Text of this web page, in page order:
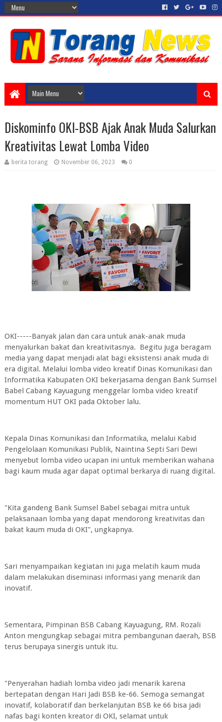
Diskominfo OKI-BSB Ajak Anak Muda Salurkan
Kreativitas Lewat Lomba Video
berita torang November 06, 2023 0
OKI-----Banyak jalan dan cara untuk anak-anak muda
menyalurkan bakat dan kreativitasnya. Begitu juga beragam
media yang dapat menjadi alat bagi eksistensi anak muda di
era digital. Melalui lomba video kreatif Dinas Komunikasi dan
Informatika Kabupaten OKI bekerjasama dengan Bank Sumsel
Babel Cabang Kayuagung menggelar lomba video kreatif
momentum HUT OKI pada Oktober lalu.
Kepala Dinas Komunikasi dan Informatika, melalui Kabid
Pengelolaan Komunikasi Publik, Naintina Septi Sari Dewi
menyebut lomba video ucapan ini untuk memberikan wahana
bagi kaum muda agar dapat optimal berkarya di ruang digital.
"Kita gandeng Bank Sumsel Babel sebagai mitra untuk
pelaksanaan lomba yang dapat mendorong kreativitas dan
bakat kaum muda di OKI", ungkapnya.
Sari menyampaikan kegiatan ini juga melatih kaum muda
dalam melakukan diseminasi informasi yang menarik dan
inovatif.
Sementara, Pimpinan BSB Cabang Kayuagung, RM. Rozali
Anton mengungkap sebagai mitra pembangunan daerah, BSB
terus berupaya sinergis untuk itu.
"Penyerahan hadiah lomba video jadi menarik karena
bertepatan dengan Hari Jadi BSB ke-66. Semoga semangat
inovatif, kolaboratif dan berkelanjutan BSB ke 66 bisa jadi
nafas bagi konten kreator di OKI, selamat untuk